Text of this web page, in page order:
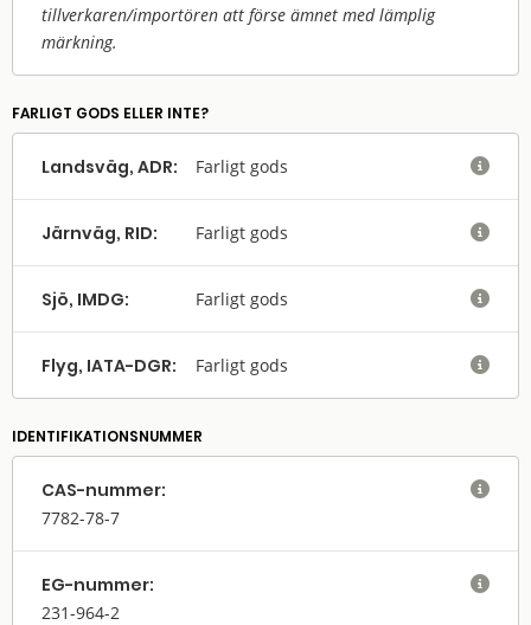
tillverkaren/importören att förse ämnet med lämplig
märkning.
FARLIGT GODS ELLER INTE?
Landsväg, ADR: Farligt gods 
Järnväg, RID: Farligt gods 
Sjö, IMDG: Farligt gods 
Flyg, IATA-DGR: Farligt gods 
IDENTIFIKATIONSNUMMER
CAS-nummer:
7782-78-7

EG-nummer:
231-964-2
